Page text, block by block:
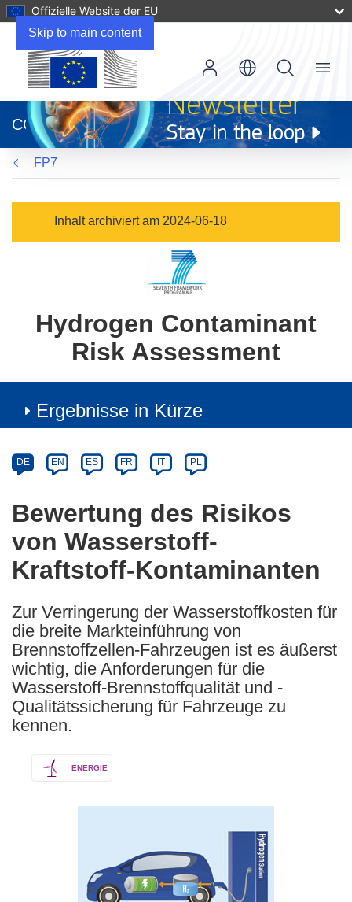
Skip to main content
Offizielle Website der EU
neuem
Fenster)
CORDIS
Menu
FP7
Inhalt archiviert am 2024-06-18
Hydrogen Contaminant
Risk Assessment
Ergebnisse in Kürze
Category
Article
available
the
following
languages:
DE EN ES FR IT PL
Bewertung des Risikos
von Wasserstoff-
Kraftstoff-Kontaminanten
Zur Verringerung der Wasserstoffkosten für
die breite Markteinführung von
Brennstoffzellen-Fahrzeugen ist es äußerst
wichtig, die Anforderungen für die
Wasserstoff-Brennstoffqualität und -
Qualitätssicherung für Fahrzeuge zu
kennen.
ENERGIE